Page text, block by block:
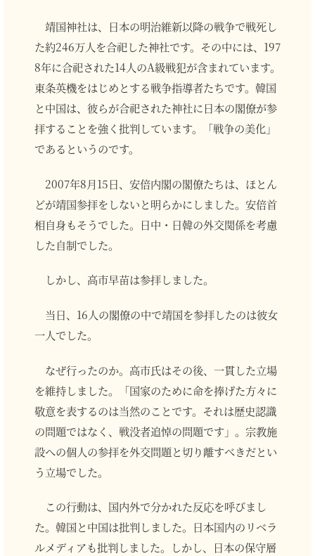
靖国神社は、日本の明治維新以降の戦争で戦死し
た約246万人を合祀した神社です。その中には、197
8年に合祀された14人のA級戦犯が含まれています。
東条英機をはじめとする戦争指導者たちです。韓国
と中国は、彼らが合祀された神社に日本の閣僚が参
拝することを強く批判しています。「戦争の美化」
であるというのです。
2007年8月15日、安倍内閣の閣僚たちは、ほとん
どが靖国参拝をしないと明らかにしました。安倍首
相自身もそうでした。日中・日韓の外交関係を考慮
した自制でした。
しかし、高市早苗は参拝しました。
当日、16人の閣僚の中で靖国を参拝したのは彼女
一人でした。
なぜ行ったのか。高市氏はその後、一貫した立場
を維持しました。「国家のために命を捧げた方々に
敬意を表するのは当然のことです。それは歴史認識
の問題ではなく、戦没者追悼の問題です」。宗教施
設への個人の参拝を外交問題と切り離すべきだとい
う立場でした。
この行動は、国内外で分かれた反応を呼びまし
た。韓国と中国は批判しました。日本国内のリベラ
ルメディアも批判しました。しかし、日本の保守層